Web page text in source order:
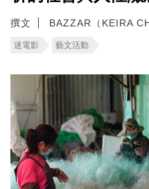
撰文 BAZZAR（KEIRA
迷電影 藝文活動